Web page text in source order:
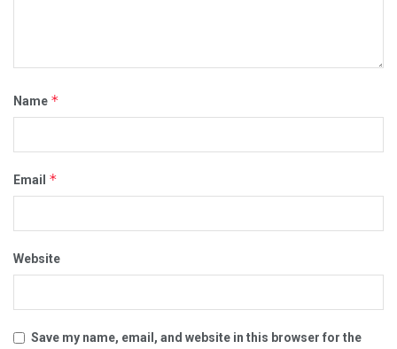
Name *
Email *
Website
Save my name, email, and website in this browser for the